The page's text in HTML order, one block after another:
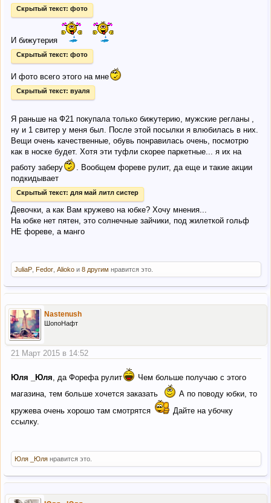
Скрытый текст: фото
И бижутерия
Скрытый текст: фото
И фото всего этого на мне
Скрытый текст: вуаля
Я раньше на Ф21 покупала только бижутерию, мужские регланы ,
ну и 1 свитер у меня был. После этой посылки я влюбилась в них.
Вещи очень качественные, обувь понравилась очень, посмотрю
как в носке будет. Хотя эти туфли скорее паркетные... я их на
работу заберу
. Вообщем фореве рулит, да еще и такие акции
подкидывает
Скрытый текст: для май литл систер
Девочки, а как Вам кружево на юбке? Хочу мнения...
На юбке нет пятен, это солнечные зайчики, под жилеткой гольф
НЕ фореве, а манго
JuliaP Fedor Alioko и 8 другим нравится это.
Nastenush
ШопоНафт
21 Март 2015 в 14:52
Юля _Юля , да Форефа рулит
Чем больше получаю с этого
магазина, тем больше хочется заказать
А по поводу юбки, то
кружева очень хорошо там смотрятся
Дайте на убочку
ссылку.
Юля _Юля нравится это.